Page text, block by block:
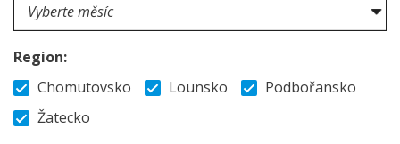
Region:
Chomutovsko
Lounsko
Podbořansko
Žatecko